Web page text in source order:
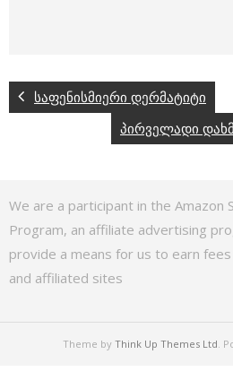
საფენისმიერი დერმატიტი
პირველადი
We are a participant in the Amazon
Program, an affiliate advertising
provide a means for us to earn
and affiliated sites
Theme by Think Up Themes Ltd .